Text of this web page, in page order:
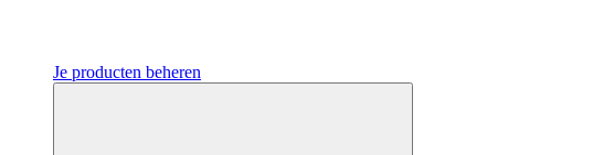
Je producten beheren